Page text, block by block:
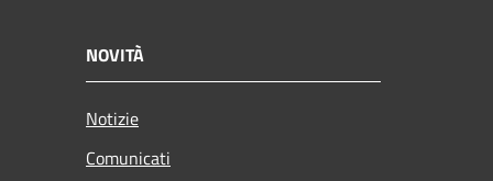
NOVITÀ
Notizie
Comunicati